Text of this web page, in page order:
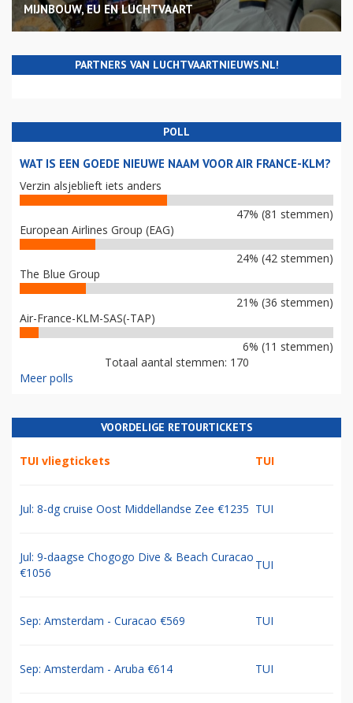
MIJNBOUW, EU EN LUCHTVAART
PARTNERS VAN LUCHTVAARTNIEUWS.NL!
POLL
WAT IS EEN GOEDE NIEUWE NAAM VOOR AIR FRANCE-KLM?
Verzin alsjeblieft iets anders
47% (81 stemmen)
European Airlines Group (EAG)
24% (42 stemmen)
The Blue Group
21% (36 stemmen)
Air-France-KLM-SAS(-TAP)
6% (11 stemmen)
Totaal aantal stemmen: 170
Meer polls
VOORDELIGE RETOURTICKETS
TUI vliegtickets TUI
Jul: 8-dg cruise Oost Middellandse Zee €1235 TUI
Jul: 9-daagse Chogogo Dive & Beach Curacao
€1056
TUI
Sep: Amsterdam - Curacao €569 TUI
Sep: Amsterdam - Aruba €614 TUI